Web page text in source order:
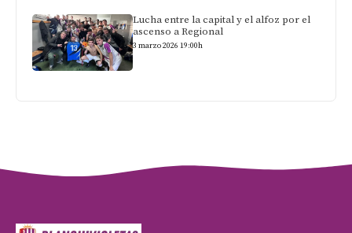
Lucha entre la capital y el alfoz por el
ascenso a Regional
3 marzo 2026 19:00h